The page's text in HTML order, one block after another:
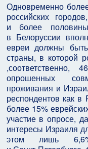
Одновременно
российских
и более
в Белоруссии
евреи должны
страны, в которой
опрошенных
проживания и
респондентов как в
более 15%
участие в опросе,
интересы Израиля
этом лишь